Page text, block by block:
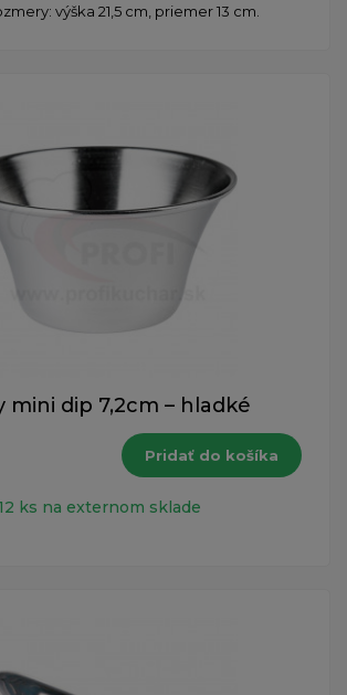
výška 21,5 cm, priemer 13 cm.​
mini dip 7,2cm – hladké
Pridať do košíka
ks na externom sklade